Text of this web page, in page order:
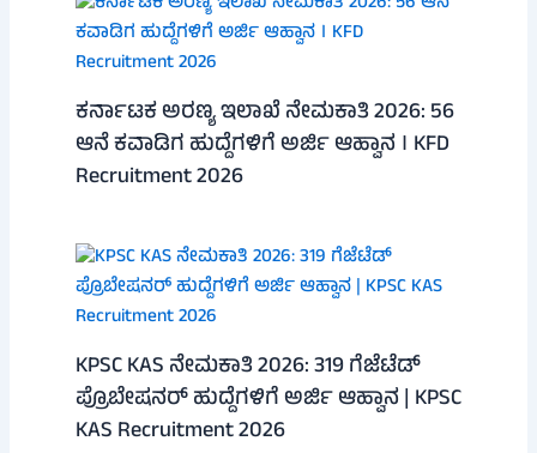
ಕರ್ನಾಟಕ ಅರಣ್ಯ ಇಲಾಖೆ ನೇಮಕಾತಿ 2026: 56
ಆನೆ ಕವಾಡಿಗ ಹುದ್ದೆಗಳಿಗೆ ಅರ್ಜಿ ಆಹ್ವಾನ । KFD
Recruitment 2026
KPSC KAS ನೇಮಕಾತಿ 2026: 319 ಗೆಜೆಟೆಡ್
ಪ್ರೊಬೇಷನರ್ ಹುದ್ದೆಗಳಿಗೆ ಅರ್ಜಿ ಆಹ್ವಾನ | KPSC
KAS Recruitment 2026